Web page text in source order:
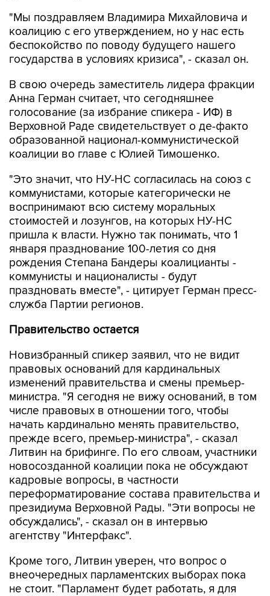
"Мы поздравляем Владимира Михайловича и
коалицию с его утверждением, но у нас есть
беспокойство по поводу будущего нашего
государства в условиях кризиса", - сказал он.
В свою очередь заместитель лидера фракции
Анна Герман считает, что сегодняшнее
голосование (за избрание спикера - ИФ) в
Верховной Раде свидетельствует о де-факто
образованной национал-коммунистической
коалиции во главе с Юлией Тимошенко.
"Это значит, что НУ-НС согласилась на союз с
коммунистами, которые категорически не
воспринимают всю систему моральных
стоимостей и лозунгов, на которых НУ-НС
пришла к власти. Нужно так понимать, что 1
января празднование 100-летия со дня
рождения Степана Бандеры коалицианты -
коммунисты и националисты - будут
праздновать вместе", - цитирует Герман пресс-
служба Партии регионов.
Правительство остается
Новизбранный спикер заявил, что не видит
правовых оснований для кардинальных
изменений правительства и смены премьер-
министра. "Я сегодня не вижу оснований, в том
числе правовых в отношении того, чтобы
начать кардинально менять правительство,
прежде всего, премьер-министра", - сказал
Литвин на брифинге. По его слвоам, участники
новосозданной коалиции пока не обсуждают
кадровые вопросы, в частности
переформатирование состава правительства и
президиума Верховной Рады. "Эти вопросы не
обсуждались", - сказал он в интервью
агентству "Интерфакс".
Кроме того, Литвин уверен, что вопрос о
внеочередных парламентских выборах пока
не стоит. "Парламент будет работать, я для